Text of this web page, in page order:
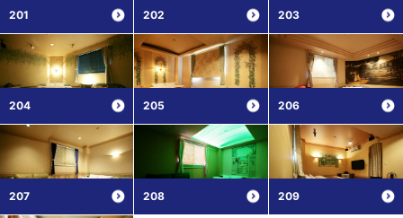
201 202 203
204 205 206
207 208 209